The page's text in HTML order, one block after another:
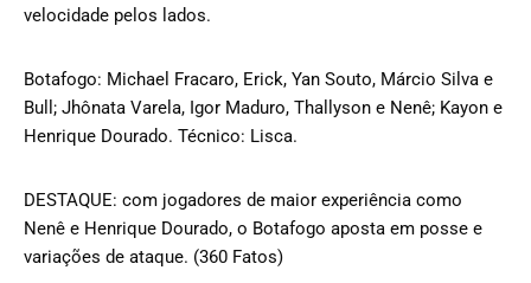
velocidade pelos lados.
Botafogo: Michael Fracaro, Erick, Yan Souto, Márcio Silva e
Bull; Jhônata Varela, Igor Maduro, Thallyson e Nenê; Kayon e
Henrique Dourado. Técnico: Lisca.
DESTAQUE: com jogadores de maior experiência como
Nenê e Henrique Dourado, o Botafogo aposta em posse e
variações de ataque. (360 Fatos)